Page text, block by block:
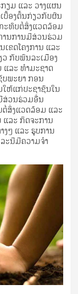
ມ ແລະ ວາງແຜນ
ບື້ອງຕົ້ນກ່ຽວກັບຜົນ
ະທົບຕໍ່ສິ່ງແວດລ້ອມ
ານການມີສ່ວນຮ່ວມ
ຂດໂຄງການ ແລະ
ວ ກັບພົນລະເມືອງ
ແລະ ທໍາມະຊາດ
ບພະຍາ ກອນ
ຫ້ແກ່ປະຊາຊົນໃນ
ມີສ່ວນຮ່ວມອື່ນ
ສິ່ງແວດລ້ອມ ແລະ
ແລະ ກິດຈະການ
ງໆ ແລະ ຮູບການ
ະນີມີຄວາມຈໍາ